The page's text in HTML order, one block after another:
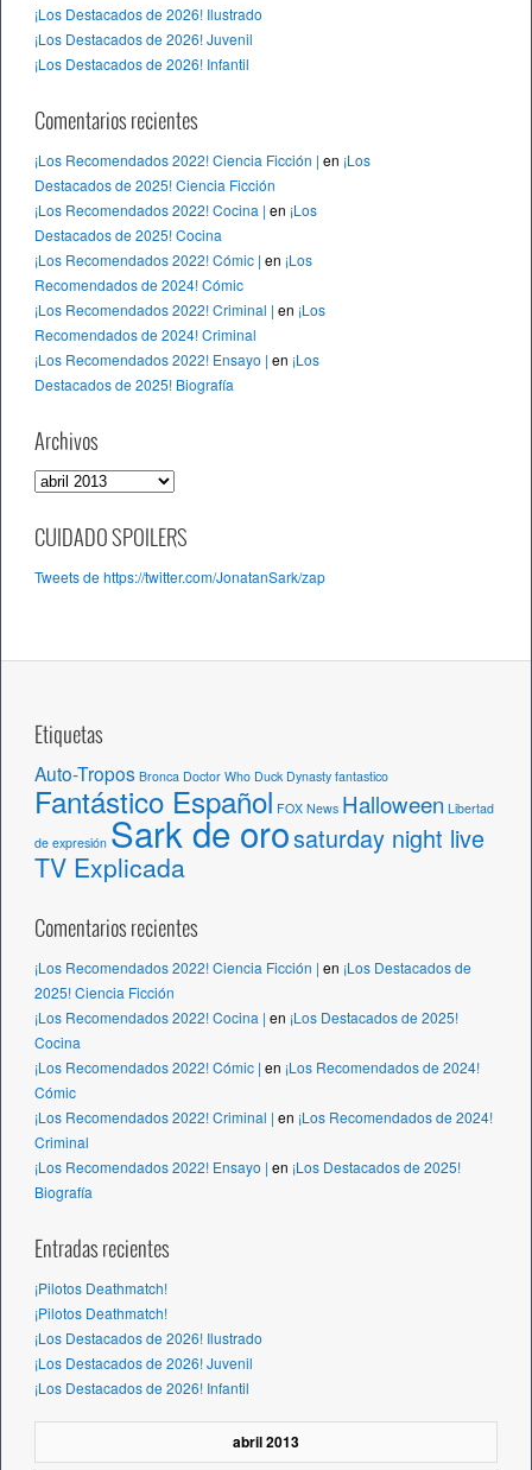
¡Los Destacados de 2026! Ilustrado
¡Los Destacados de 2026! Juvenil
¡Los Destacados de 2026! Infantil
Comentarios recientes
¡Los Recomendados 2022! Ciencia Ficción | en ¡Los
Destacados de 2025! Ciencia Ficción
¡Los Recomendados 2022! Cocina | en ¡Los
Destacados de 2025! Cocina
¡Los Recomendados 2022! Cómic | en ¡Los
Recomendados de 2024! Cómic
¡Los Recomendados 2022! Criminal | en ¡Los
Recomendados de 2024! Criminal
¡Los Recomendados 2022! Ensayo | en ¡Los
Destacados de 2025! Biografía
Archivos
A
c
i
CUIDADO SPOILERS
Tweets de https://twitter.com/JonatanSark/zap
Etiquetas
Auto-Tropos Bronca Doctor Who Duck Dynasty fantastico
Fantástico Español FOX News Halloween Libertad
de expresión Sark de orosaturday night live
TV Explicada
Comentarios recientes
¡Los Recomendados 2022! Ciencia Ficción | en ¡Los Destacados de
2025! Ciencia Ficción
¡Los Recomendados 2022! Cocina | en ¡Los Destacados de 2025!
Cocina
¡Los Recomendados 2022! Cómic | en ¡Los Recomendados de 2024!
Cómic
¡Los Recomendados 2022! Criminal | en ¡Los Recomendados de 2024!
Criminal
¡Los Recomendados 2022! Ensayo | en ¡Los Destacados de 2025!
Biografía
Entradas recientes
¡Pilotos Deathmatch!
¡Pilotos Deathmatch!
¡Los Destacados de 2026! Ilustrado
¡Los Destacados de 2026! Juvenil
¡Los Destacados de 2026! Infantil
abril 2013